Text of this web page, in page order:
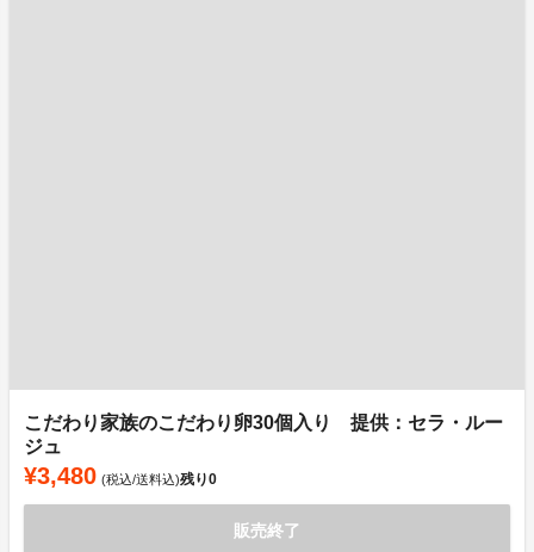
こだわり家族のこだわり卵30個入り 提供：セラ・ルー
ジュ
¥3,480 (税込/送料込)残り0
販売終了